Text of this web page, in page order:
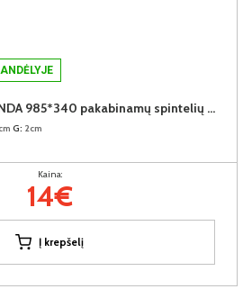
SORENTO K04 BLENDA 985*340 pakabinamų spintelių užbaigimo detalė (Puccini)
G: 2cm
Kaina:
14€
Į krepšelį